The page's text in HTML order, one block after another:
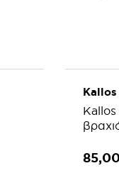
Kallos
Kallos